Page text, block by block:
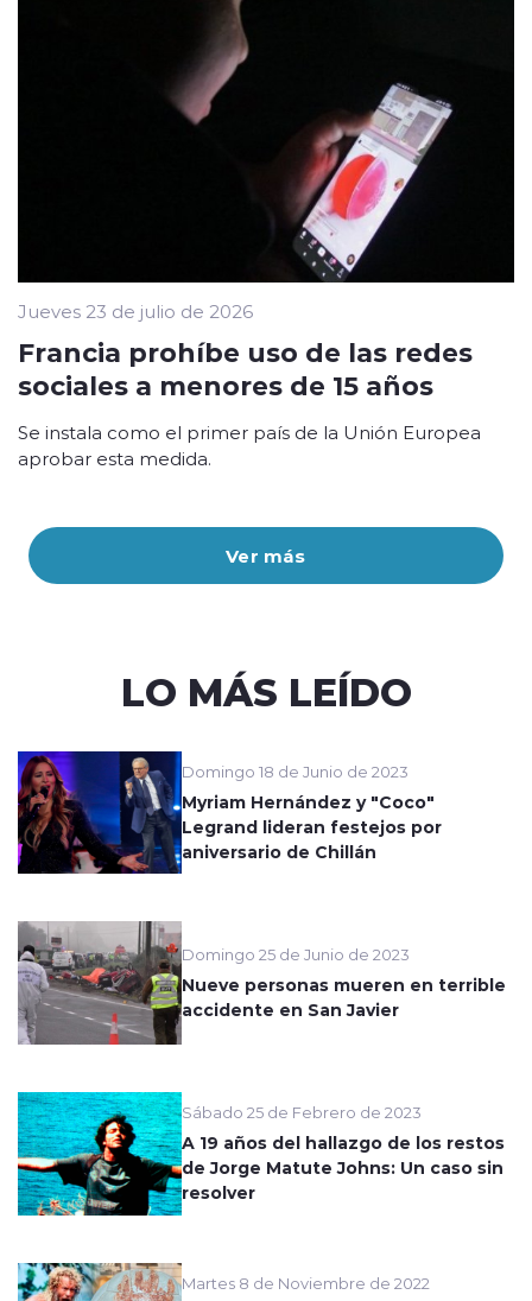
Ver más
Jueves 23 de julio de 2026
Francia prohíbe uso de las redes
sociales a menores de 15 años
Se instala como el primer país de la Unión Europea
aprobar esta medida.
LO MÁS LEÍDO
Domingo 18 de Junio de 2023
Myriam Hernández y "Coco"
Legrand lideran festejos por
aniversario de Chillán
Domingo 25 de Junio de 2023
Nueve personas mueren en terrible
accidente en San Javier
Sábado 25 de Febrero de 2023
A 19 años del hallazgo de los restos
de Jorge Matute Johns: Un caso sin
resolver
Martes 8 de Noviembre de 2022